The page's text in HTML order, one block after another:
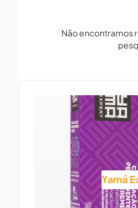
Não encontramos
Yamá